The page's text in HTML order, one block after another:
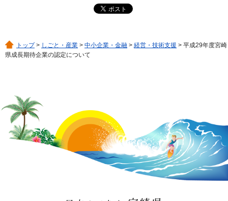
トップ> しごと・産業 > 中小企業・金融 > 経営・技術支援 > 平成29年度宮崎
県成長期待企業の認定について